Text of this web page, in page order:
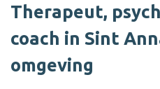
Therapeut,
coach in Sint
omgeving